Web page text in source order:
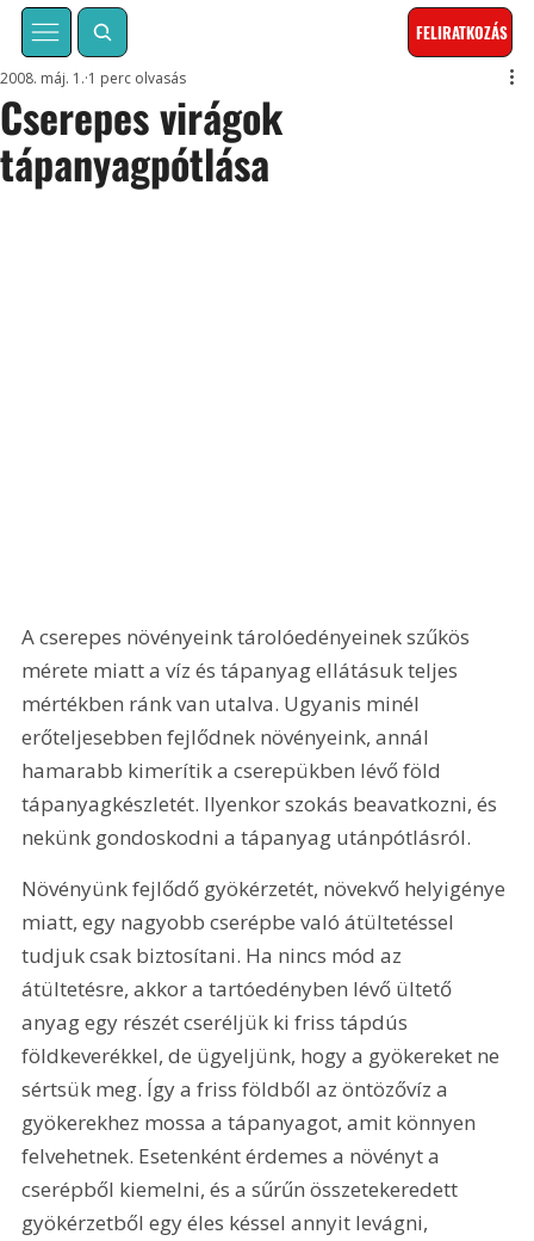
FELIRATKOZÁS
Cserepes virágok
tápanyagpótlása
2008. máj. 1. 1 perc olvasás
A cserepes növényeink tárolóedényeinek szűkös
mérete miatt a víz és tápanyag ellátásuk teljes
mértékben ránk van utalva. Ugyanis minél
erőteljesebben fejlődnek növényeink, annál
hamarabb kimerítik a cserepükben lévő föld
tápanyagkészletét. Ilyenkor szokás beavatkozni, és
nekünk gondoskodni a tápanyag utánpótlásról.
Növényünk fejlődő gyökérzetét, növekvő helyigénye
miatt, egy nagyobb cserépbe való átültetéssel
tudjuk csak biztosítani. Ha nincs mód az
átültetésre, akkor a tartóedényben lévő ültető
anyag egy részét cseréljük ki friss tápdús
földkeverékkel, de ügyeljünk, hogy a gyökereket ne
sértsük meg. Így a friss földből az öntözővíz a
gyökerekhez mossa a tápanyagot, amit könnyen
felvehetnek. Esetenként érdemes a növényt a
cserépből kiemelni, és a sűrűn összetekeredett
gyökérzetből egy éles késsel annyit levágni,